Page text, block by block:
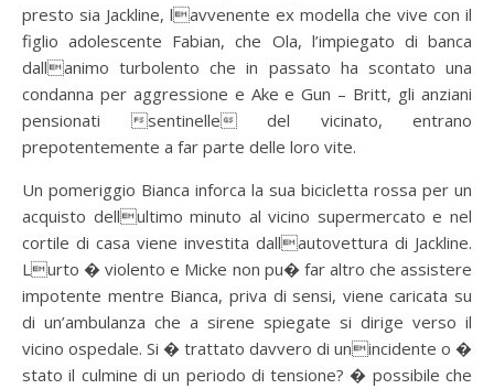
presto sia Jackline, lavvenente ex modella che vive con il
figlio adolescente Fabian, che Ola, l’impiegato di banca
dallanimo turbolento che in passato ha scontato una
condanna per aggressione e Ake e Gun – Britt, gli anziani
pensionati sentinelle del vicinato, entrano
prepotentemente a far parte delle loro vite.
Un pomeriggio Bianca inforca la sua bicicletta rossa per un
acquisto dellultimo minuto al vicino supermercato e nel
cortile di casa viene investita dallautovettura di Jackline.
Lurto � violento e Micke non pu� far altro che assistere
impotente mentre Bianca, priva di sensi, viene caricata su
di un’ambulanza che a sirene spiegate si dirige verso il
vicino ospedale. Si � trattato davvero di unincidente o �
stato il culmine di un periodo di tensione? � possibile che